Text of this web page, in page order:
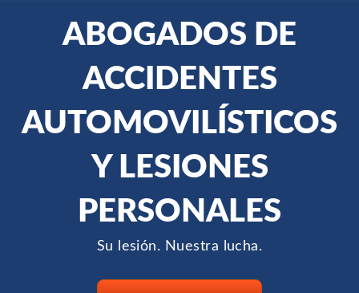
ABOGADOS DE
ACCIDENTES
AUTOMOVILÍSTICOS
Y LESIONES
PERSONALES
Su lesión. Nuestra lucha.